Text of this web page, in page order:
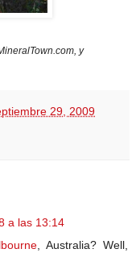
y
29, 2009
a las 13:14
, Australia? Well,